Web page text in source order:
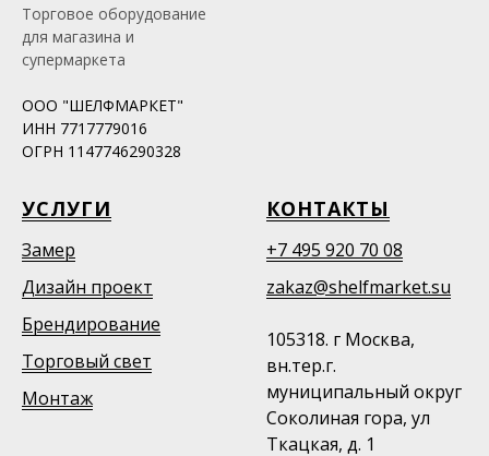
Торговое оборудование
для магазина и
супермаркета
ООО "ШЕЛФМАРКЕТ"
ИНН 7717779016
ОГРН 1147746290328
УСЛУГИ
Замер
Дизайн проект
Брендирование
Торговый свет
Монтаж
КОНТАКТЫ
+7 495 920 70 08
zakaz@shelfmarket.su
105318. г Москва,
вн.тер.г.
муниципальный округ
Соколиная гора, ул
Ткацкая, д. 1